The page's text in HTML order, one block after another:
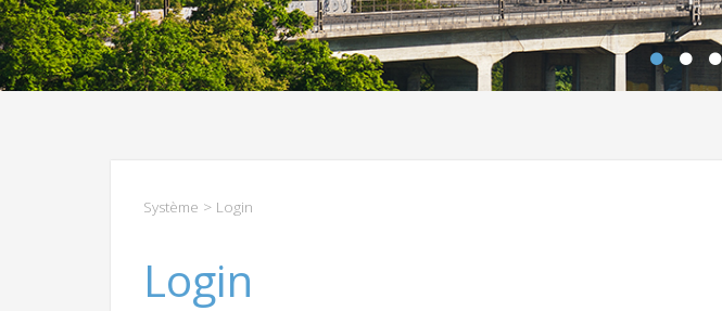
Système > Login
Login